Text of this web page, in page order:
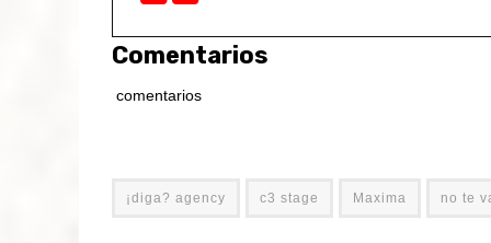
Comentarios
comentarios
¡diga? agency c3 stage Maxima no te